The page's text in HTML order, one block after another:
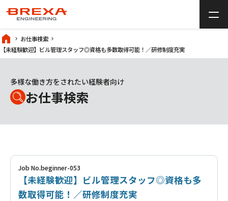
中途採用サイトTOP
仕事について add
BREXA Engineeringとは
よくある質問
仕事を探す
home
お仕事検索
【未経験歓迎】ビル管理スタッフ◎資格も多数取得可能！／研修制度充実
多様な働き方をされたい経験者向け
お仕事検索
Job No.beginner-053
【未経験歓迎】ビル管理スタッフ◎資格も多
数取得可能！／研修制度充実